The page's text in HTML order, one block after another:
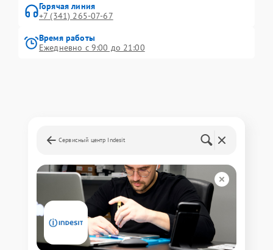
Горячая линия
+7 (341) 265-07-67
Время работы
Ежедневно с 9:00 до 21:00
Сервисный центр Indesit